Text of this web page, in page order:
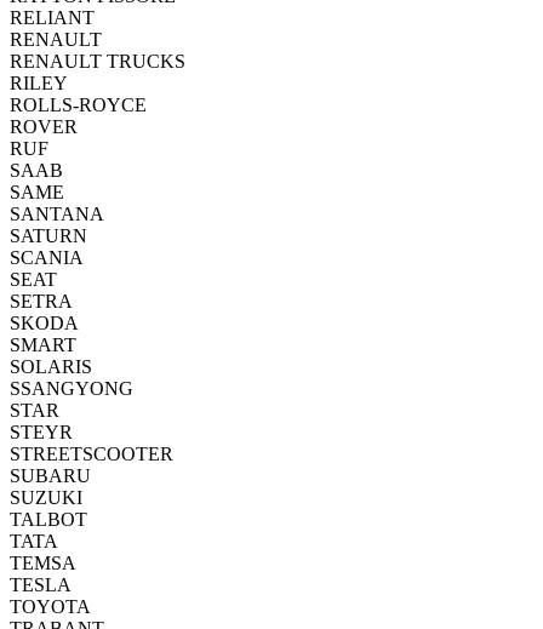
RELIANT
RENAULT
RENAULT TRUCKS
RILEY
ROLLS-ROYCE
ROVER
RUF
SAAB
SAME
SANTANA
SATURN
SCANIA
SEAT
SETRA
SKODA
SMART
SOLARIS
SSANGYONG
STAR
STEYR
STREETSCOOTER
SUBARU
SUZUKI
TALBOT
TATA
TEMSA
TESLA
TOYOTA